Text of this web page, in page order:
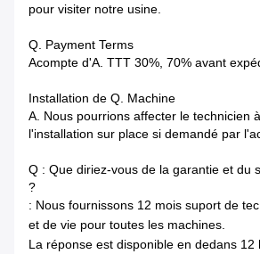
pour visiter notre usine.
Q. Payment Terms
Acompte d'A. TTT 30%, 70% avant
Installation de Q. Machine
A. Nous pourrions affecter le technicien
l'installation sur place si demandé par
Q : Que diriez-vous de la garantie et du
?
: Nous fournissons 12 mois suport de
et de vie pour toutes les machines.
La réponse est disponible en dedans 12